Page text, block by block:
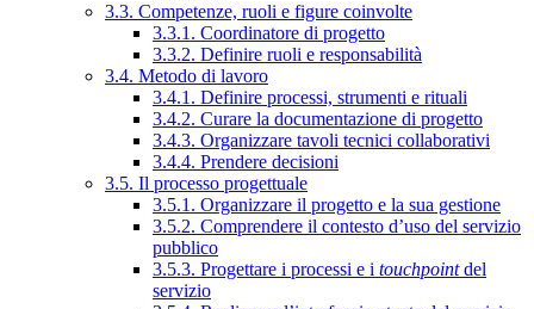
3.3. Competenze, ruoli e figure coinvolte
3.3.1. Coordinatore di progetto
3.3.2. Definire ruoli e responsabilità
3.4. Metodo di lavoro
3.4.1. Definire processi, strumenti e rituali
3.4.2. Curare la documentazione di progetto
3.4.3. Organizzare tavoli tecnici collaborativi
3.4.4. Prendere decisioni
3.5. Il processo progettuale
3.5.1. Organizzare il progetto e la sua gestione
3.5.2. Comprendere il contesto d’uso del servizio
pubblico
3.5.3. Progettare i processi e i touchpointdel
servizio